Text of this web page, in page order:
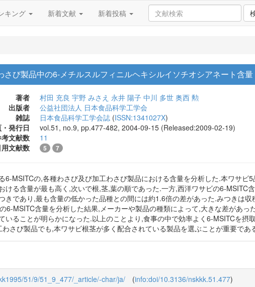
キング 新着文献 新着投稿
さび製品中の6-メチルスルフィニルヘキシルイソチオシアネート含量
著者 村田 充良 宇野 みさえ 永井 陽子 中川 多世 奥西 勲
出版者
公益社団法人 日本食品科学工学会
雑誌
日本食品科学工学会誌 (ISSN:1341027X)
発行日
vol.51, no.9, pp.477-482, 2004-09-15 (Released:2009-02-19)
文献数
11
文献数
5 7
6-MSITCの,各種わさび及び加工わさび製品における含量を分析した.本ワサビ
ける含量が最も高く,次いで根,茎,葉の順であった.一方,西洋ワサビの6-MSITC
きであり,最も含量の低かった品種との間には約1.6倍の差があった.みつきは
6-MSITC含量を分析した結果,メーカーや製品の種類によって,大きな差があ
いることが明らかになった.以上のことより,食事の中で効率よく6-MSITCを摂
わさび製品でも,本ワサビ根茎が多く配合されている製品を選ぶことが重要であ
51/9/51_9_477/_article/-char/ja/ (info:doi/10.3136/nskkk.51.477)